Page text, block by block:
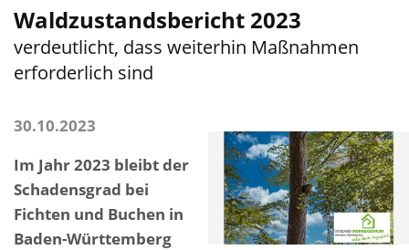
Waldzustandsbericht 2023
verdeutlicht, dass weiterhin Maßnahmen
erforderlich sind
30.10.2023
Im Jahr 2023 bleibt der
Schadensgrad bei
Fichten und Buchen in
Baden-Württemberg